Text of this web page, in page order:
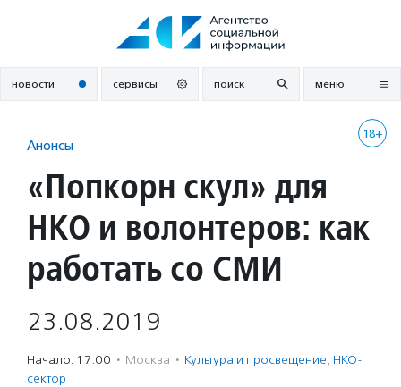
новости сервисы поиск меню
18+
Анонсы
«Попкорн скул» для
НКО и волонтеров: как
работать со СМИ
23.08.2019
Начало: 17:00 · Москва · Культура и просвещение, НКО-
сектор